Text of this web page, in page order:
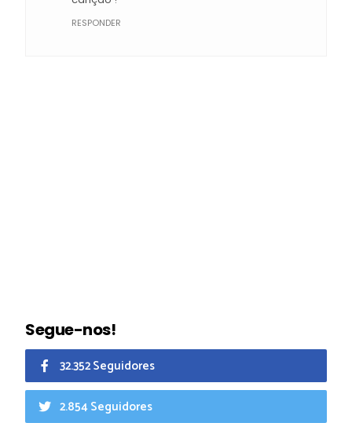
RESPONDER
Segue-nos!
32.352 Seguidores
2.854 Seguidores